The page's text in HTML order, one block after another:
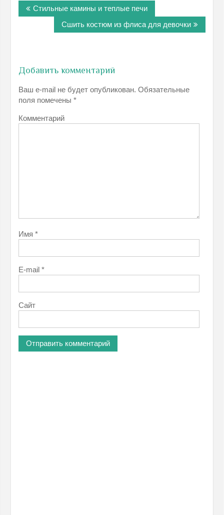
по Стильные камины и теплые печи
Сшить костюм из флиса для девочки
Добавить комментарий
Ваш e-mail не будет опубликован. Обязательные
поля помечены*
Комментарий
Имя*
E-mail*
Сайт